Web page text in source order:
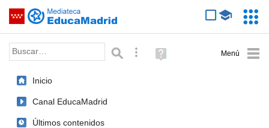
Saltar navegación
Palabra o frase: Búsqueda avanzada
Ayuda
(en
Inicio
Canal EducaMadrid
Últimos contenidos